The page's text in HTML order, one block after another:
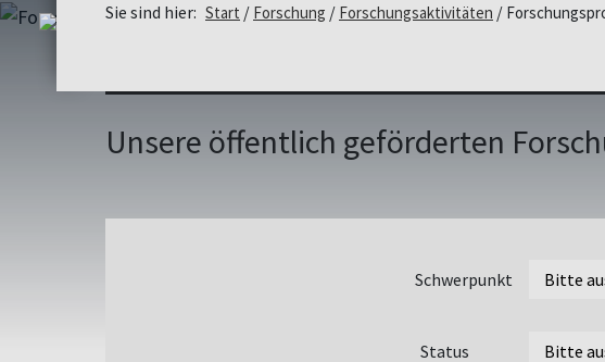
Sie sind hier: Start Forschung Forschungsaktivitäten
Unsere öffentlich geförderten
Schwerpunkt
Status